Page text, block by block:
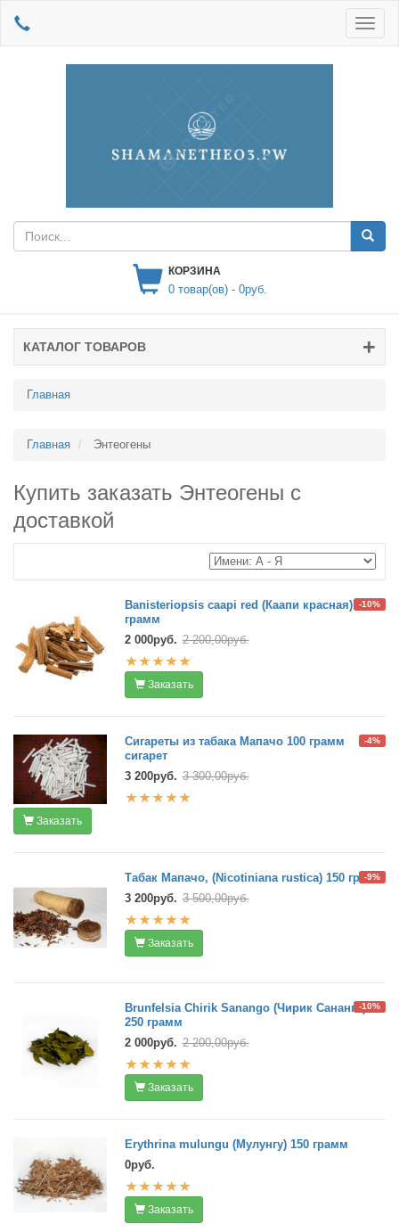
КОРЗИНА
0товар(ов) - 0руб.
КАТАЛОГ ТОВАРОВ
Главная
Главная Энтеогены
Купить заказать Энтеогены с
доставкой
-10%
Banisteriopsis caapi red (Каапи красная) 250
грамм
2 000руб. 2 200,00руб.
Заказать
-4%
Сигареты из табака Мапачо 100 грамм
сигарет
3 200руб. 3 300,00руб.
Заказать
-9%
Табак Мапачо, (Nicotiniana rustica) 150 грамм
3 200руб. 3 500,00руб.
Заказать
-10%
Brunfelsia Chirik Sanango (Чирик Сананго)
250 грамм
2 000руб. 2 200,00руб.
Заказать
Erythrina mulungu (Мулунгу) 150 грамм
0руб.
Заказать